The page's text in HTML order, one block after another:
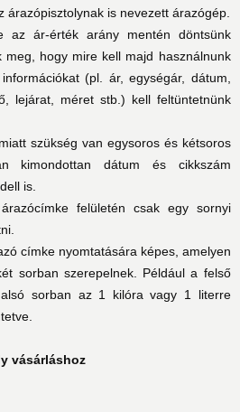
árazópisztolynak is nevezett árazógép.
az ár-érték arány mentén döntsünk
meg, hogy mire kell majd használnunk
(pl. ár, egységár, dátum,
lejárat, méret stb.) kell feltüntetnünk
szükség van egysoros és kétsoros
kimondottan dátum és cikkszám
is.
felületén csak egy sornyi
címke nyomtatására képes, amelyen
sorban szerepelnek. Például a felső
sorban az 1 kilóra vagy 1 literre
vásárláshoz